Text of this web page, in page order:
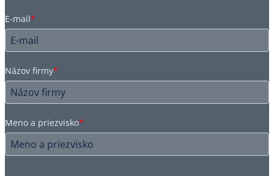
E-mail*
Názov firmy*
Meno a priezvisko*